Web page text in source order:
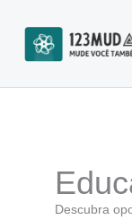
para
conteúdo
Descubra